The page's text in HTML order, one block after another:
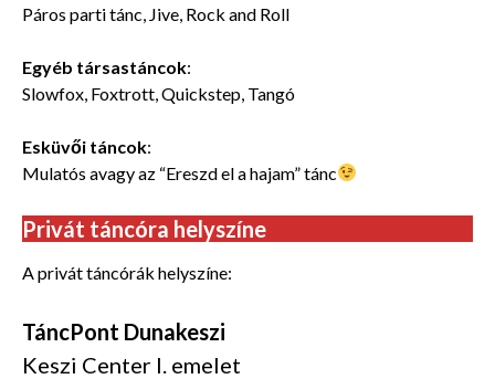
Páros parti tánc, Jive, Rock and Roll
Egyéb társastáncok:
Slowfox, Foxtrott, Quickstep, Tangó
Esküvői táncok:
Mulatós avagy az “Ereszd el a hajam” tánc
Privát táncóra helyszíne
A privát táncórák helyszíne:
TáncPont Dunakeszi
Keszi Center I. emelet